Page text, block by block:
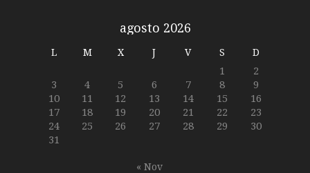
agosto 2026
L M X J V S D
1
2
3
4 5 6 7 8
9
10
11 12 13 14 15
16
17
18 19 20 21 22
23
24
25 26 27 28 29
30
31
« Nov